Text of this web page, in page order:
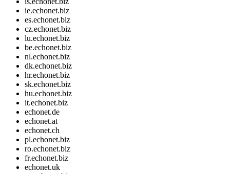
ie.echonet.biz
es.echonet.biz
cz.echonet.biz
lu.echonet.biz
be.echonet.biz
nl.echonet.biz
dk.echonet.biz
hr.echonet.biz
sk.echonet.biz
hu.echonet.biz
it.echonet.biz
echonet.de
echonet.at
echonet.ch
pl.echonet.biz
ro.echonet.biz
fr.echonet.biz
echonet.uk